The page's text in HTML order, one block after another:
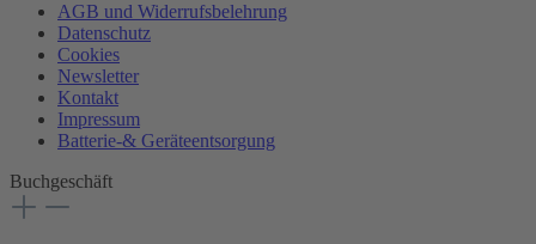
AGB und Widerrufsbelehrung
Datenschutz
Cookies
Newsletter
Kontakt
Impressum
Batterie-& Geräteentsorgung
Buchgeschäft